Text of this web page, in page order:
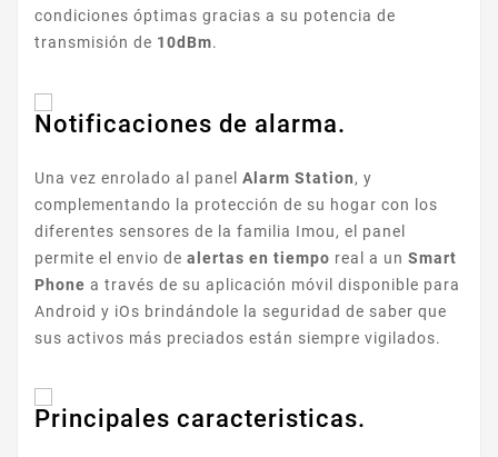
condiciones óptimas gracias a su potencia de
transmisión de 10dBm.
Notificaciones de alarma.
Una vez enrolado al panel Alarm Station, y
complementando la protección de su hogar con los
diferentes sensores de la familia Imou, el panel
permite el envio de alertas en tiempo real a un Smart
Phone a través de su aplicación móvil disponible para
Android y iOs brindándole la seguridad de saber que
sus activos más preciados están siempre vigilados.
Principales caracteristicas.